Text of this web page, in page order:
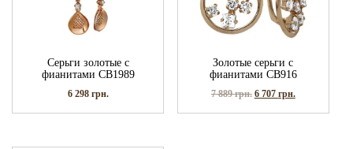
Серьги золотые с
фианитами СВ1989
6 298 грн.
Золотые серьги с
фианитами СВ916
7 889грн. 6 707 грн.